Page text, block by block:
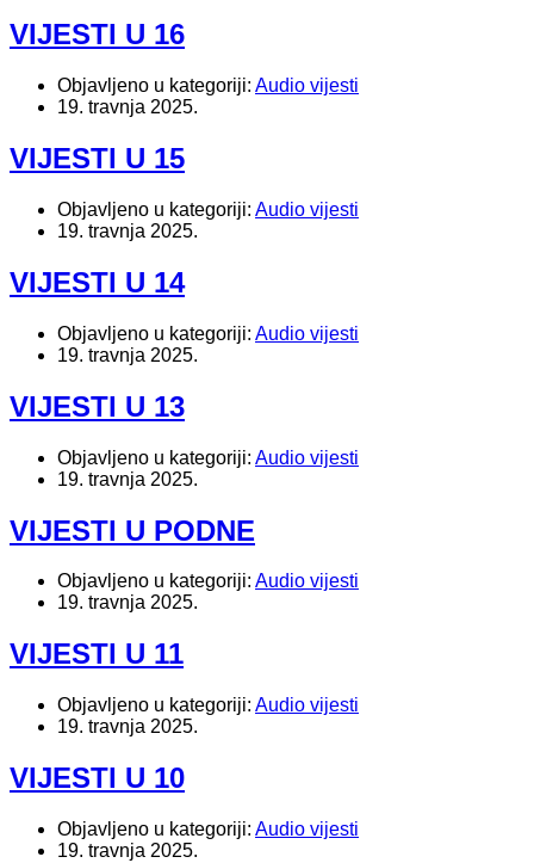
VIJESTI U 16
Objavljeno u kategoriji: Audio vijesti
19. travnja 2025.
VIJESTI U 15
Objavljeno u kategoriji: Audio vijesti
19. travnja 2025.
VIJESTI U 14
Objavljeno u kategoriji: Audio vijesti
19. travnja 2025.
VIJESTI U 13
Objavljeno u kategoriji: Audio vijesti
19. travnja 2025.
VIJESTI U PODNE
Objavljeno u kategoriji: Audio vijesti
19. travnja 2025.
VIJESTI U 11
Objavljeno u kategoriji: Audio vijesti
19. travnja 2025.
VIJESTI U 10
Objavljeno u kategoriji: Audio vijesti
19. travnja 2025.